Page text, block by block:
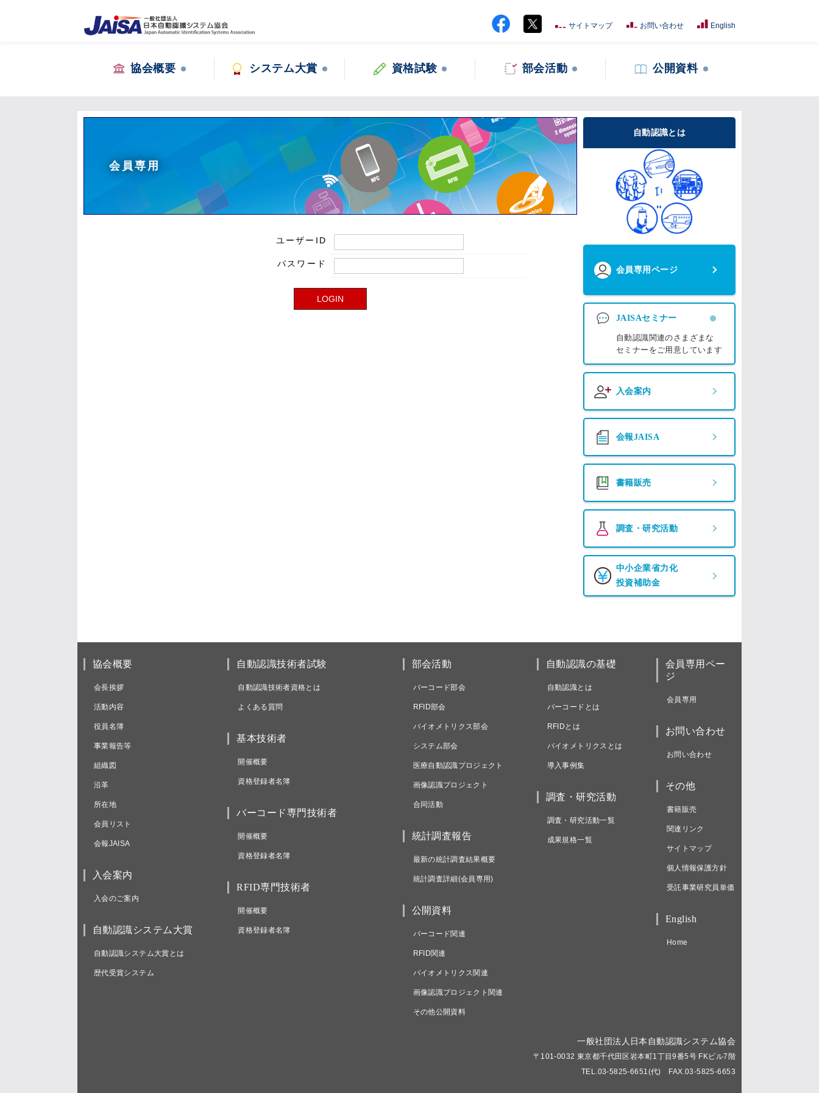
サイトマップ お問い合わせ English
協会概要 システム大賞 資格試験 部会活動 公開資料
会員専用
ユーザーID
パスワード
自動認識とは
会員専用ページ
JAISAセミナー
自動認識関連のさまざまな
セミナーをご用意しています
入会案内
会報JAISA
書籍販売
調査・研究活動
中小企業省力化
投資補助金
協会概要
会長挨拶
活動内容
役員名簿
事業報告等
組織図
沿革
所在地
会員リスト
会報JAISA
入会案内
入会のご案内
自動認識システム大賞
自動認識システム大賞とは
歴代受賞システム
自動認識技術者試験
自動認識技術者資格とは
よくある質問
基本技術者
開催概要
資格登録者名簿
バーコード専門技術者
開催概要
資格登録者名簿
RFID専門技術者
開催概要
資格登録者名簿
部会活動
バーコード部会
RFID部会
バイオメトリクス部会
システム部会
医療自動認識プロジェクト
画像認識プロジェクト
合同活動
統計調査報告
最新の統計調査結果概要
統計調査詳細(会員専用)
公開資料
バーコード関連
RFID関連
バイオメトリクス関連
画像認識プロジェクト関連
その他公開資料
自動認識の基礎
自動認識とは
バーコードとは
RFIDとは
バイオメトリクスとは
導入事例集
調査・研究活動
調査・研究活動一覧
成果規格一覧
会員専用ペー
ジ
会員専用
お問い合わせ
お問い合わせ
その他
書籍販売
関連リンク
サイトマップ
個人情報保護方針
受託事業研究員単価
English
Home
一般社団法人日本自動認識システム協会
〒101-0032 東京都千代田区岩本町1丁目9番5号 FKビル7階
TEL.03-5825-6651(代) FAX.03-5825-6653